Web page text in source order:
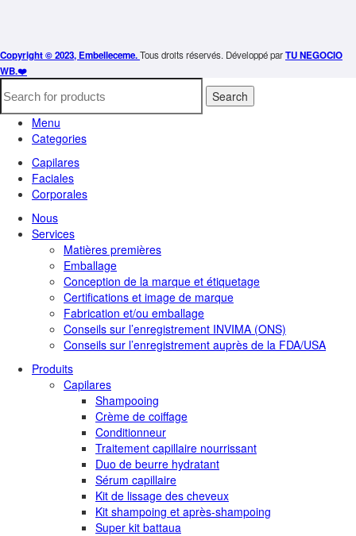
Copyright © 2023, Embelleceme.Tous droits réservés. Développé parTU NEGOCIO
WB.❤️
Search
Menu
Categories
Capilares
Faciales
Corporales
Nous
Services
Matières premières
Emballage
Conception de la marque et étiquetage
Certifications et image de marque
Fabrication et/ou emballage
Conseils sur l’enregistrement INVIMA (ONS)
Conseils sur l’enregistrement auprès de la FDA/USA
Produits
Capilares
Shampooing
Crème de coiffage
Conditionneur
Traitement capillaire nourrissant
Duo de beurre hydratant
Sérum capillaire
Kit de lissage des cheveux
Kit shampoing et après-shampoing
Super kit battaua